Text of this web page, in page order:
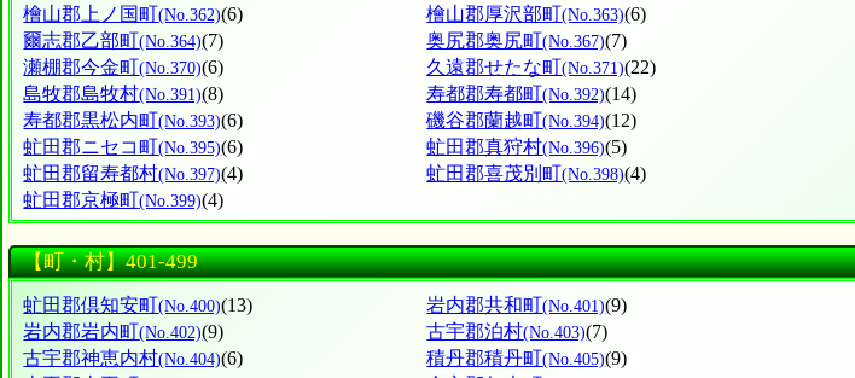
檜山郡上ノ国町(No.362)(6) 檜山郡厚沢部町(No.363)(6)
爾志郡乙部町(No.364)(7) 奥尻郡奥尻町(No.367)(7)
瀬棚郡今金町(No.370)(6) 久遠郡せたな町(No.371)(22)
島牧郡島牧村(No.391)(8) 寿都郡寿都町(No.392)(14)
寿都郡黒松内町(No.393)(6) 磯谷郡蘭越町(No.394)(12)
虻田郡ニセコ町(No.395)(6) 虻田郡真狩村(No.396)(5)
虻田郡留寿都村(No.397)(4) 虻田郡喜茂別町(No.398)(4)
虻田郡京極町(No.399)(4)
【町・村】401-499
虻田郡倶知安町(No.400)(13) 岩内郡共和町(No.401)(9)
岩内郡岩内町(No.402)(9) 古宇郡泊村(No.403)(7)
古宇郡神恵内村(No.404)(6) 積丹郡積丹町(No.405)(9)